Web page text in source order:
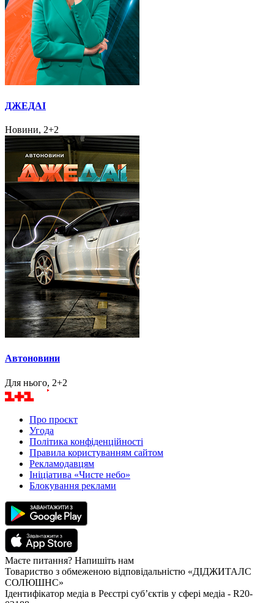
ДЖЕДАІ
Новини, 2+2
Автоновини
Для нього, 2+2
Про проєкт
Угода
Політика конфіденційності
Правила користуванням сайтом
Рекламодавцям
Ініціатива «Чисте небо»
Блокування реклами
Маєте питання? Напишіть нам
Товариство з обмеженою відповідальністю «ДІДЖИТАЛС
СОЛЮШНС»
Ідентифікатор медіа в Реєстрі суб’єктів у сфері медіа - R20-